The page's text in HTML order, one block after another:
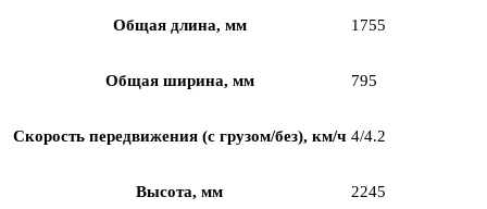
Общая длина, мм 1755
Общая ширина, мм 795
Скорость передвижения (с грузом/без), км/ч 4/4.2
Высота, мм 2245